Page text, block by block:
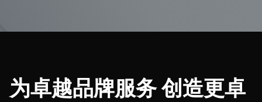
为卓越品牌服务 创造更卓